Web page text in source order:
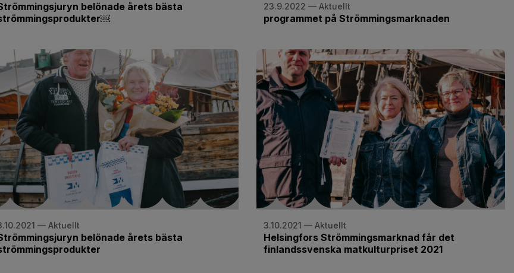
belönade årets bästa
23.9.2022 — Aktuellt
programmet på Strömmingsmarknaden
— Aktuellt
belönade årets bästa
3.10.2021 — Aktuellt
Helsingfors Strömmingsmarknad får det
finlandssvenska matkulturpriset 2021